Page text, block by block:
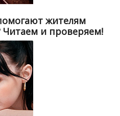
жителям
Читаем и проверяем!